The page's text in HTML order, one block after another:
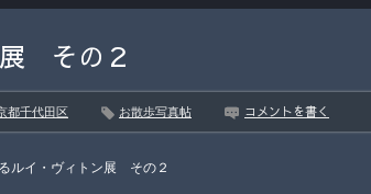
その２
都千代田区 お散歩写真帖 コメントを書く
ルイ・ヴィトン展 その２